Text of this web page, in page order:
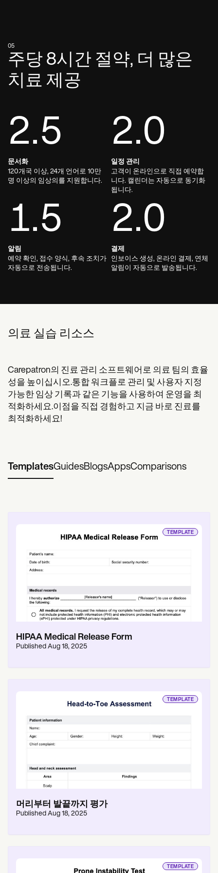
05
주당 8시간 절약, 더 많은
치료 제공
2.5
문서화
120개국 이상, 24개 언어로 10만
명 이상의 임상의를 지원합니다.
2.0
일정 관리
고객이 온라인으로 직접 예약합
니다. 캘린더는 자동으로 동기화
됩니다.
1.5
알림
예약 확인, 접수 양식, 후속 조치가
자동으로 전송됩니다.
2.0
결제
인보이스 생성, 온라인 결제, 연체
알림이 자동으로 발송됩니다.
의료 실습 리소스
Carepatron의 진료 관리 소프트웨어로 의료 팀의 효율
성을 높이십시오.통합 워크플로 관리 및 사용자 지정
가능한 임상 기록과 같은 기능을 사용하여 운영을 최
적화하세요.이점을 직접 경험하고 지금 바로 진료를
최적화하세요!
TemplatesGuidesBlogsAppsComparisons
TEMPLATE
HIPAA Medical Release Form
Published Aug 18, 2025
TEMPLATE
머리부터 발끝까지 평가
Published Aug 18, 2025
TEMPLATE